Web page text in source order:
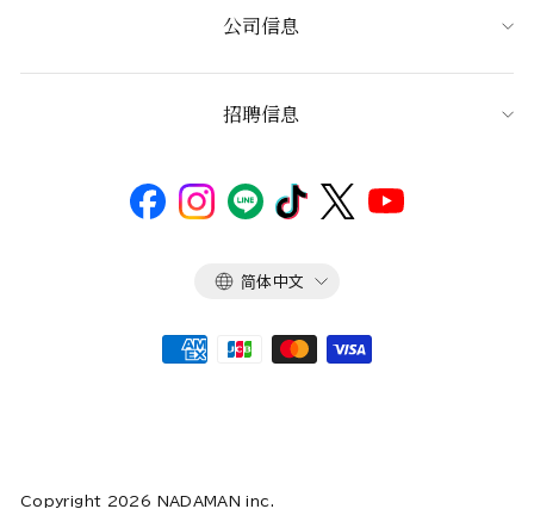
公司信息
招聘信息
语
简体中文
Copyright 2026 NADAMAN inc.